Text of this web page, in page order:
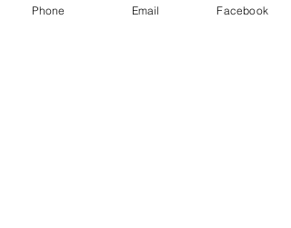
Phone Email Facebook